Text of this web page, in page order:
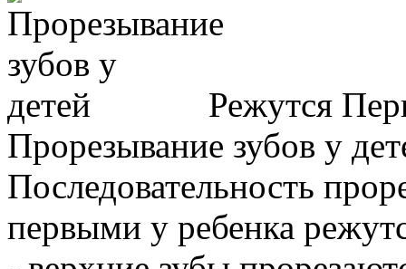
Режутся
Прорезывание зубов у
Последовательность
первыми у ребенка